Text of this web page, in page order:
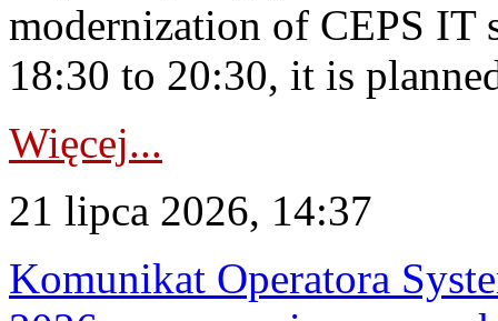
modernization of CEPS IT
18:30 to 20:30, it is
Więcej...
21 lipca 2026, 14:37
Komunikat Operatora